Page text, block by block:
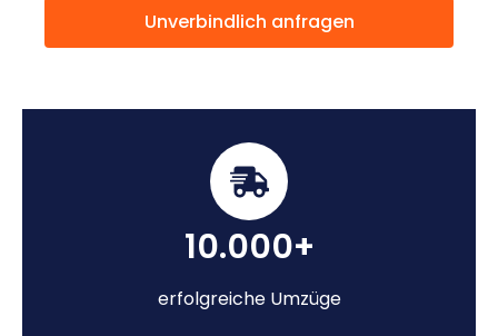
Unverbindlich anfragen
10.000+
erfolgreiche Umzüge